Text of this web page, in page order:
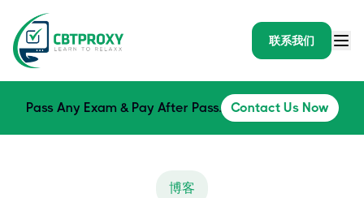
联系我们
Pass Any Exam & Pay After Pass. Contact Us Now
博客